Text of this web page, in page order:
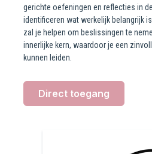
gerichte oefeningen en reflecties in
identificeren wat werkelijk belangrijk
zal je helpen om beslissingen te
innerlijke kern, waardoor je een
kunnen leiden.
Direct toegang